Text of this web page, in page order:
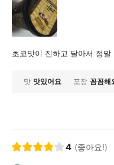
초코맛이 진하고 달아서 정말
맛 맛있어요 포장 꼼꼼해
4 (좋아요!)